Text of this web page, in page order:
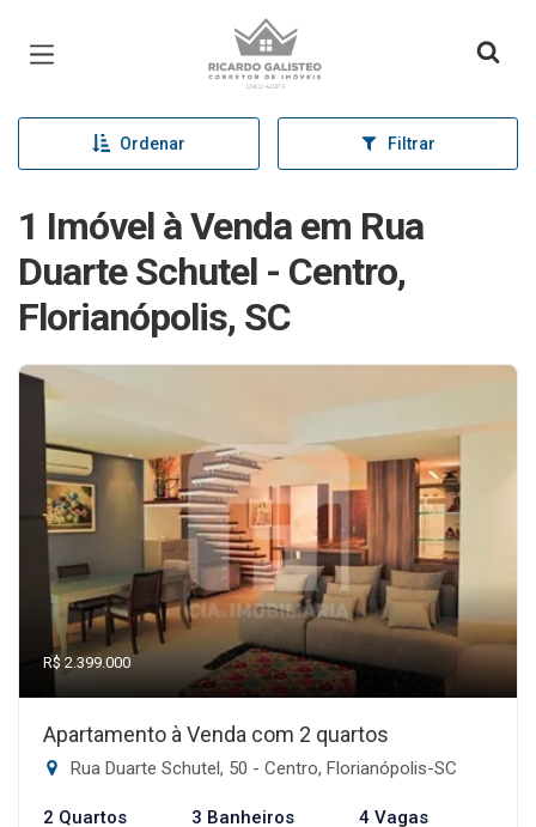
Página inicial
Ordenar Filtrar
1 Imóvel à Venda em Rua
Duarte Schutel - Centro,
Florianópolis, SC
R$ 2.399.000
Apartamento à Venda com 2 quartos
Rua Duarte Schutel, 50 - Centro, Florianópolis-SC
2 Quartos 3 Banheiros 4 Vagas